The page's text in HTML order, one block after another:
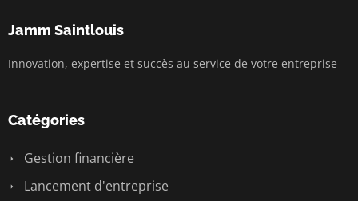
Jamm Saintlouis
Innovation, expertise et succès au service de votre entreprise
Catégories
Gestion financière
Lancement d'entreprise